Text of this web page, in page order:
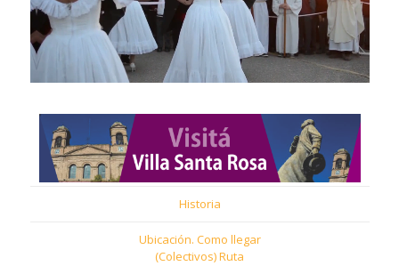
Historia
Ubicación. Como llegar
(Colectivos) Ruta